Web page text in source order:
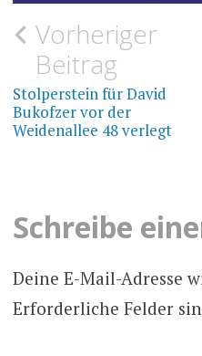
Vorheriger
Beitrag
Stolperstein für David
Bukofzer vor der
Weidenallee 48 verlegt
Schreibe
Deine E-Mail-Adresse
Erforderliche Felder